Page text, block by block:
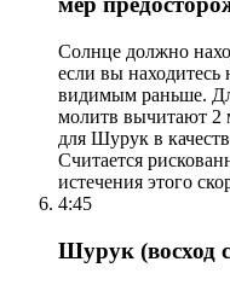
Солнце должно
если вы
видимым раньше.
молитв вычитают 2
для Шурук в
Считается
истечения этого
4:45
Шурук (восход